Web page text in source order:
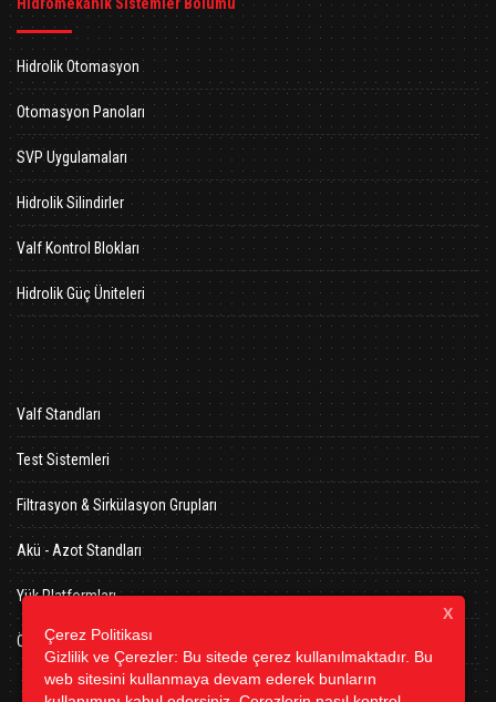
Hidrolik Otomasyon
Otomasyon Panoları
SVP Uygulamaları
Hidrolik Silindirler
Valf Kontrol Blokları
Hidrolik Güç Üniteleri
Valf Standları
Test Sistemleri
Filtrasyon & Sirkülasyon Grupları
Akü - Azot Standları
Yük Platformları
Özel Hidrolik Presler
Çerez Politikası
Gizlilik ve Çerezler: Bu sitede çerez kullanılmaktadır. Bu
web sitesini kullanmaya devam ederek bunların
X